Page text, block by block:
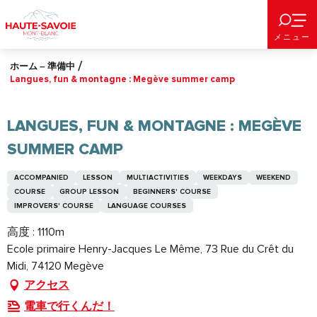
au
contenu
principal
メニュー
ホーム – 準備中
Langues, fun & montagne : Megève summer camp
LANGUES, FUN & MONTAGNE : MEGÈVE
SUMMER CAMP
ACCOMPANIED LESSON MULTIACTIVITIES WEEKDAYS
WEEKEND
COURSE
GROUP LESSON
BEGINNERS' COURSE
IMPROVERS' COURSE
LANGUAGE COURSES
高度 : 1110m
Ecole primaire Henry-Jacques Le Même, 73 Rue du Crêt du
Midi, 74120 Megève
アクセス
電車で行くんだ！